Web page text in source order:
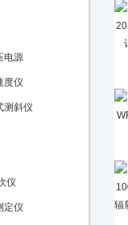
电源
度仪
测斜仪
仪
定仪